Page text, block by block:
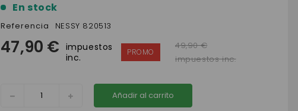
En stock
Referencia NESSY 820513
47,90 € impuestos
inc.
49,90 €
impuestos inc.
Añadir al carrito